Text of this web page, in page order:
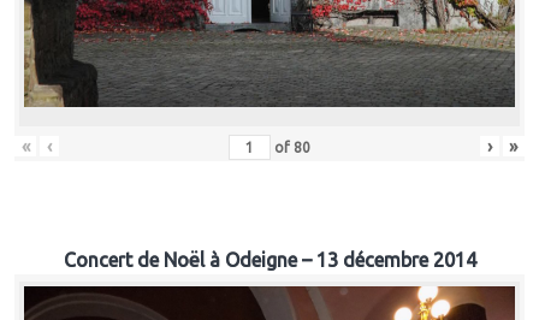
« ‹ of 80 › »
Concert de Noël à Odeigne – 13 décembre 2014